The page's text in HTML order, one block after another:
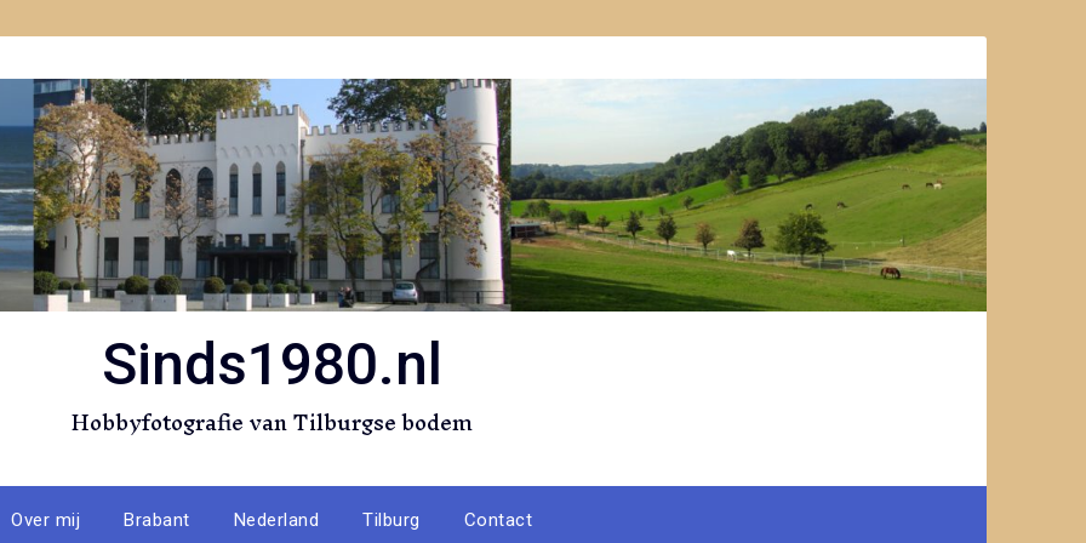
Sinds1980.nl
Hobbyfotografie van Tilburgse bodem
Over mij Brabant Nederland Tilburg Contact